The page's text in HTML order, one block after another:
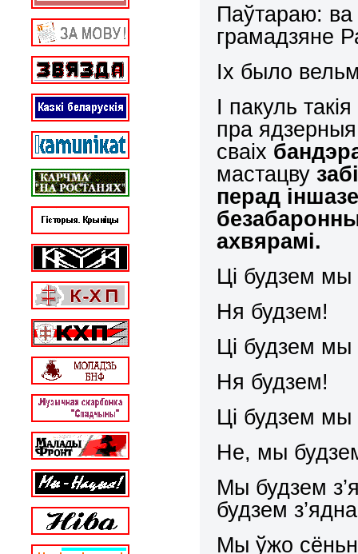
Паўтараю: ва
грамадзяне
Іх было
І пакуль такія
пра
сваіх
мастацву
перад
ахвярамі.
Ці будзем мы
Ня будзем!
Ці будзем мы
Ня будзем!
Ці будзем мы
Не, мы
Мы будзем
будзем
Мы ўжо